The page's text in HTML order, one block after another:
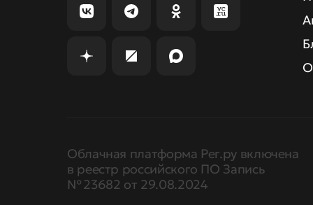
Облачная платформа Рег.ру включена
в реестр российского ПО Запись
№ 23682 от 29.08.2024